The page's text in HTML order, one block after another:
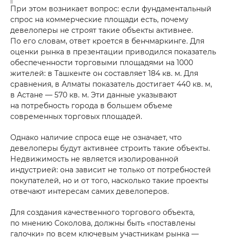
При этом возникает вопрос: если фундаментальный
спрос на коммерческие площади есть, почему
девелоперы не строят такие объекты активнее.
По его словам, ответ кроется в бенчмаркинге. Для
оценки рынка в презентации приводился показатель
обеспеченности торговыми площадями на 1000
жителей: в Ташкенте он составляет 184 кв. м. Для
сравнения, в Алматы показатель достигает 440 кв. м,
в Астане — 570 кв. м. Эти данные указывают
на потребность города в большем объеме
современных торговых площадей.
Однако наличие спроса еще не означает, что
девелоперы будут активнее строить такие объекты.
Недвижимость не является изолированной
индустрией: она зависит не только от потребностей
покупателей, но и от того, насколько такие проекты
отвечают интересам самих девелоперов.
Для создания качественного торгового объекта,
по мнению Соколова, должны быть «поставлены
галочки» по всем ключевым участникам рынка —